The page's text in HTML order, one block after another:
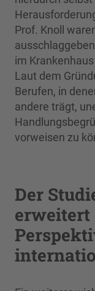
Prof. Knoll
im
Laut dem
Berufen, in
andere trägt,
vorweisen zu
Der
erweitert